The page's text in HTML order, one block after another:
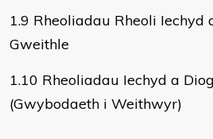
1.9 Rheoliadau Rheoli Iechyd
Gweithle
1.10 Rheoliadau Iechyd a
(Gwybodaeth i Weithwyr)